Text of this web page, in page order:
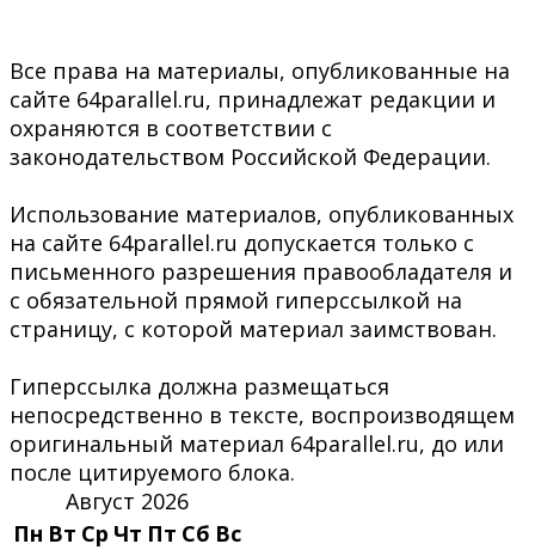
Все права на материалы, опубликованные на
сайте 64parallel.ru, принадлежат редакции и
охраняются в соответствии с
законодательством Российской Федерации.
Использование материалов, опубликованных
на сайте 64parallel.ru допускается только с
письменного разрешения правообладателя и
с обязательной прямой гиперссылкой на
страницу, с которой материал заимствован.
Гиперссылка должна размещаться
непосредственно в тексте, воспроизводящем
оригинальный материал 64parallel.ru, до или
после цитируемого блока.
Август 2026
Пн Вт Ср Чт Пт Сб Вс